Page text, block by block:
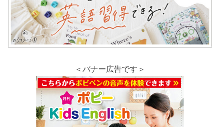
＜バナー広告です＞